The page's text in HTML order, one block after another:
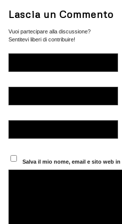
Lascia un Commento
Vuoi partecipare alla discussione?
Sentitevi liberi di contribuire!
Salva il mio nome, email e sito web